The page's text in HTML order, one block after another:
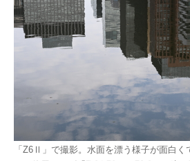
「Z6Ⅱ」で撮影。水面を漂う様子が面白く